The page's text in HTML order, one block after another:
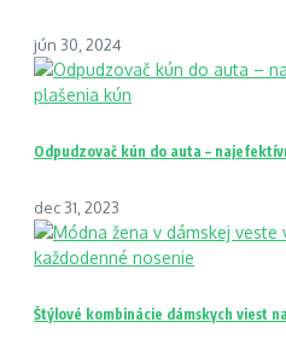
jún 30, 2024
Odpudzovač kún do auta –
dec 31, 2023
Štýlové kombinácie dámskych viest